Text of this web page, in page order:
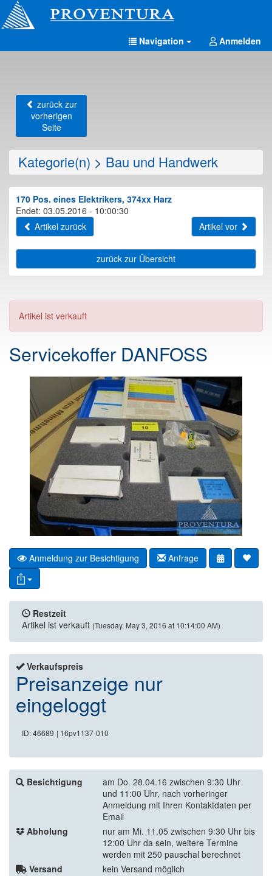
Navigation Anmelden
zurück zur
vorherigen
Seite
Kategorie(n) > Bau und Handwerk
170 Pos. eines Elektrikers, 374xx Harz
Endet: 03.05.2016 - 10:00:30
Artikel zurück
Artikel vor
zurück zur Übersicht
Artikel ist verkauft
Servicekoffer DANFOSS
Anmeldung zur Besichtigung Anfrage
Restzeit
Artikel ist verkauft (Tuesday, May 3, 2016 at 10:14:00 AM)
Verkaufspreis
Preisanzeige nur
eingeloggt
ID: 46689 | 16pv1137-010
Besichtigung
am Do. 28.04.16 zwischen 9:30 Uhr
und 11:00 Uhr, nach vorheringer
Anmeldung mit Ihren Kontaktdaten per
Email
Abholung
nur am Mi. 11.05 zwischen 9:30 Uhr bis
12:00 Uhr da sein, weitere Termine
werden mit 250 pauschal berechnet
Versand
kein Versand möglich